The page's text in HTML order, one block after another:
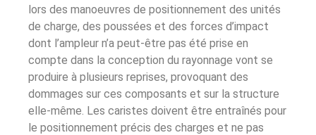
lors des manoeuvres de positionnement des unités
de charge, des poussées et des forces d’impact
dont l’ampleur n’a peut-être pas été prise en
compte dans la conception du rayonnage vont se
produire à plusieurs reprises, provoquant des
dommages sur ces composants et sur la structure
elle-même. Les caristes doivent être entraînés pour
le positionnement précis des charges et ne pas